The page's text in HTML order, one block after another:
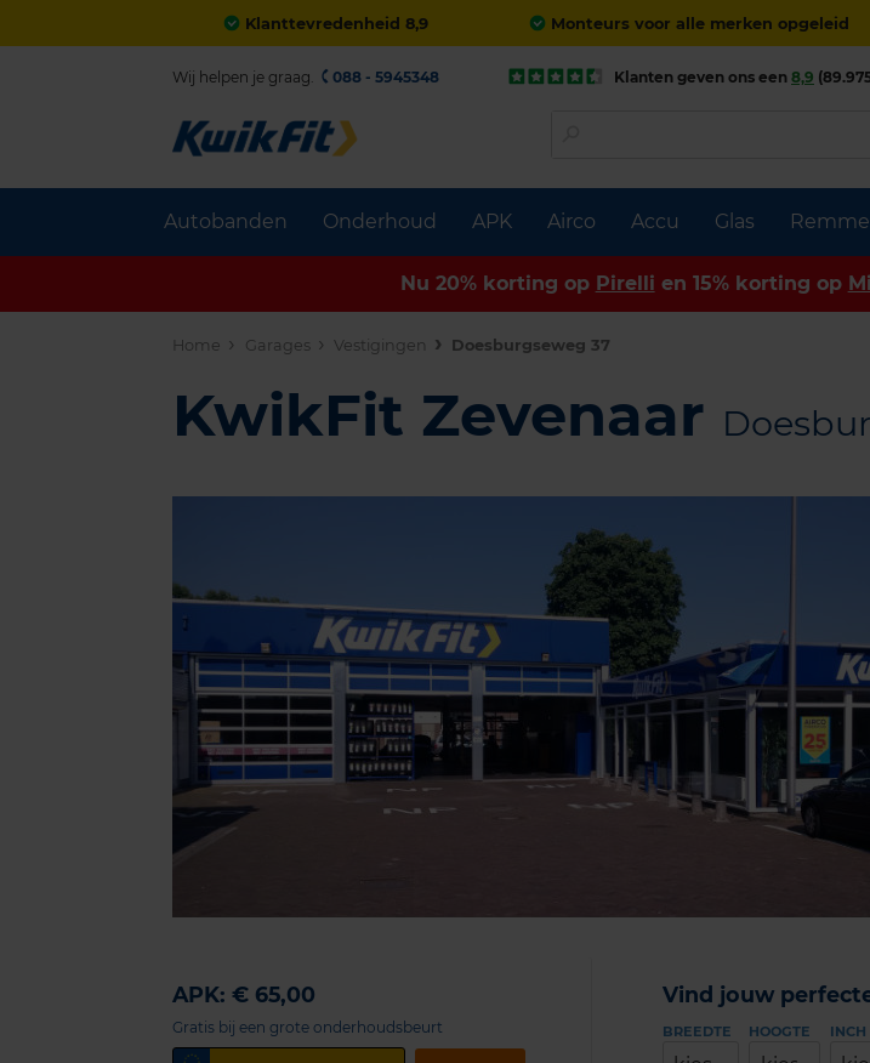
Klanttevredenheid 8,9 Monteurs voor alle merken opgeleid
Autobanden Onderhoud APK Airco Accu Glas
Wij helpen je graag. 088 - 5945348 Klanten geven ons een 8,9
Nu 20% korting op Pirelli en 15% korting op
Home Garages Vestigingen Doesburgseweg 37
KwikFit Zevenaar
APK: € 65,00
Gratis bij een grote onderhoudsbeurt
Vind jouw
BREEDTE HOOGTE INCH